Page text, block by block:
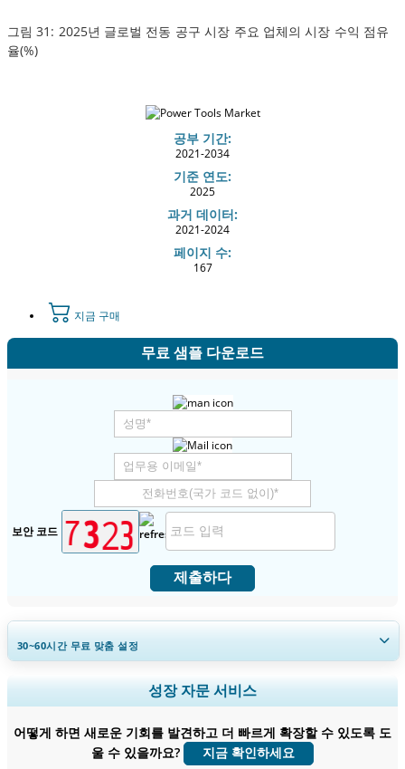
그림 31: 2025년 글로벌 전동 공구 시장 주요 업체의 시장 수익 점유
율(%)
공부 기간:
2021-2034
기준 연도:
2025
과거 데이터:
2021-2024
페이지 수:
167
지금 구매
무료 샘플 다운로드
보안 코드
제출하다
30~60시간무료 맞춤 설정
지역 및 국가 범위 확장, 세그먼트 분석, 기업 프로필, 경쟁 벤치마킹, 및 최
종 사용자 인사이트.
지금 맞춤 설정
성장 자문 서비스
어떻게 하면 새로운 기회를 발견하고 더 빠르게 확장할 수 있도록 도
울 수 있을까요?
지금 확인하세요